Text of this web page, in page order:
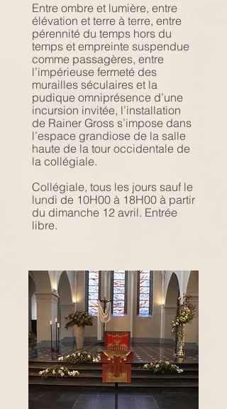
Entre ombre et lumière, entre
élévation et terre à terre, entre
pérennité du temps hors du
temps et empreinte suspendue
comme passagères, entre
l’impérieuse fermeté des
murailles séculaires et la
pudique omniprésence d’une
incursion invitée, l’installation
de Rainer Gross s’impose dans
l’espace grandiose de la salle
haute de la tour occidentale de
la collégiale.
Collégiale, tous les jours sauf le
lundi de 10H00 à 18H00 à partir
du dimanche 12 avril. Entrée
libre.